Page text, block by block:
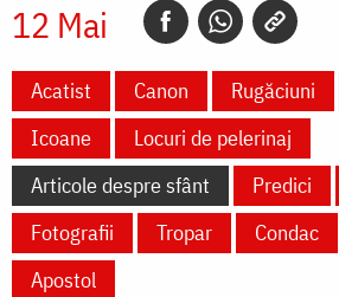
12 Mai
Acatist Canon Rugăciuni
Icoane
Locuri de pelerinaj
Articole despre sfânt
Predici
Fotografii
Tropar Condac
Apostol